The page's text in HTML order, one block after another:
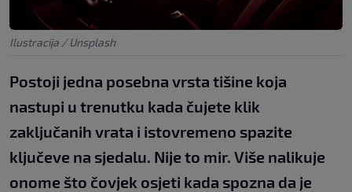
Ilustracija / Unsplash
Postoji jedna posebna vrsta tišine koja
nastupi u trenutku kada čujete klik
zaključanih vrata i istovremeno spazite
ključeve na sjedalu. Nije to mir. Više nalikuje
onome što čovjek osjeti kada spozna da je